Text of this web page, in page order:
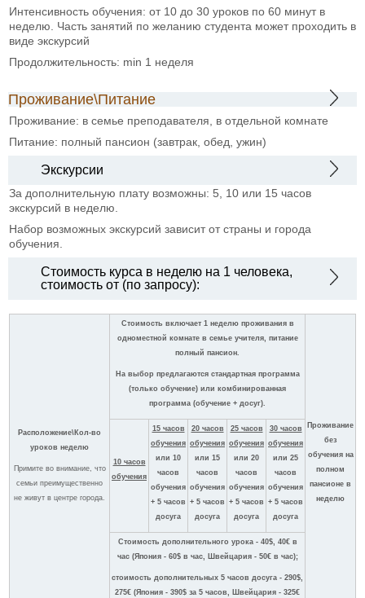
Интенсивность обучения: от 10 до 30 уроков по 60 минут в
неделю. Часть занятий по желанию студента может проходить в
виде экскурсий
Продолжительность: min 1 неделя
Проживание\Питание
Проживание: в семье преподавателя, в отдельной комнате
Питание: полный пансион (завтрак, обед, ужин)
Экскурсии
За дополнительную плату возможны: 5, 10 или 15 часов
экскурсий в неделю.
Набор возможных экскурсий зависит от страны и города
обучения.
Стоимость курса в неделю на 1 человека,
стоимость от (по запросу):
Расположение\Кол-во
уроков неделю
Примите во внимание, что
семьи преимущественно
не живут в центре города.
Стоимость включает 1 неделю проживания в
одноместной комнате в семье учителя, питание
полный пансион.
На выбор предлагаются стандартная программа
(только обучение) или комбинированная
программа (обучение + досуг).
Проживание
без
обучения на
полном
пансионе в
неделю
10 часов
обучения
15 часов
обучения
или 10
часов
обучения
+ 5 часов
досуга
20 часов
обучения
или 15
часов
обучения
+ 5 часов
досуга
25 часов
обучения
или 20
часов
обучения
+ 5 часов
досуга
30 часов
обучения
или 25
часов
обучения
+ 5 часов
досуга
Стоимость дополнительного урока - 40$, 40€ в
час (Япония - 60$ в час, Швейцария - 50€ в час);
стоимость дополнительных 5 часов досуга - 290$,
275€ (Япония - 390$ за 5 часов, Швейцария - 325€